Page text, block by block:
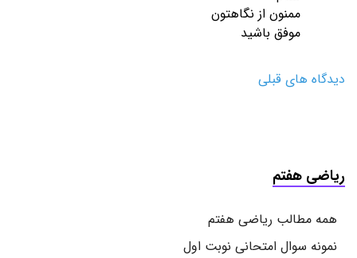
ممنون از نگاهتون
موفق باشید
دیدگاه های قبلی
ریاضی هفتم
همه مطالب ریاضی هفتم
نمونه سوال امتحانی نوبت اول